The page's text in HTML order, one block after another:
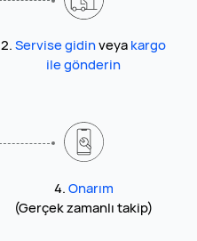
2.Servise gidinveya kargo
ile gönderin
4. Onarım
(Gerçek zamanlı takip)